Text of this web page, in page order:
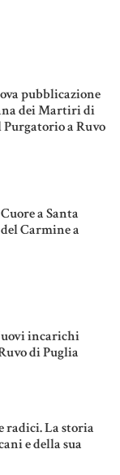
pubblicazione
dei Martiri di
a Ruvo
a Santa
Carmine a
incarichi
di Puglia
radici. La storia
e della sua